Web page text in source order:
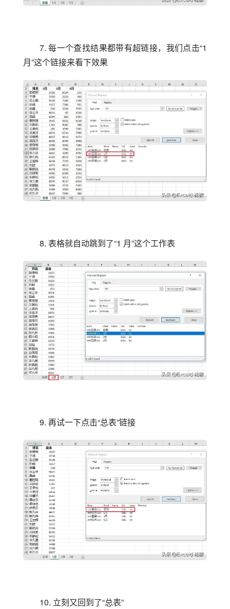
7. 每一个查找结果都带有超链接，我们点击“1
月”这个链接来看下效果
8. 表格就自动跳到了“1 月”这个工作表
9. 再试一下点击“总表”链接
10. 立刻又回到了“总表”